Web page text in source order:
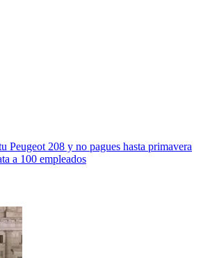
Peugeot 208 y no pagues hasta primavera
a 100 empleados